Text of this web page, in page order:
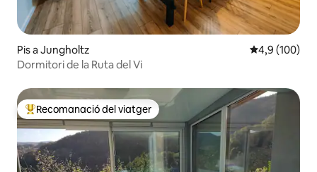
Pis a Jungholtz 4,9 de
4,9 (100)
Dormitori de la Ruta del Vi
Principals recomanacions dels viatgers
Recomanació del viatger